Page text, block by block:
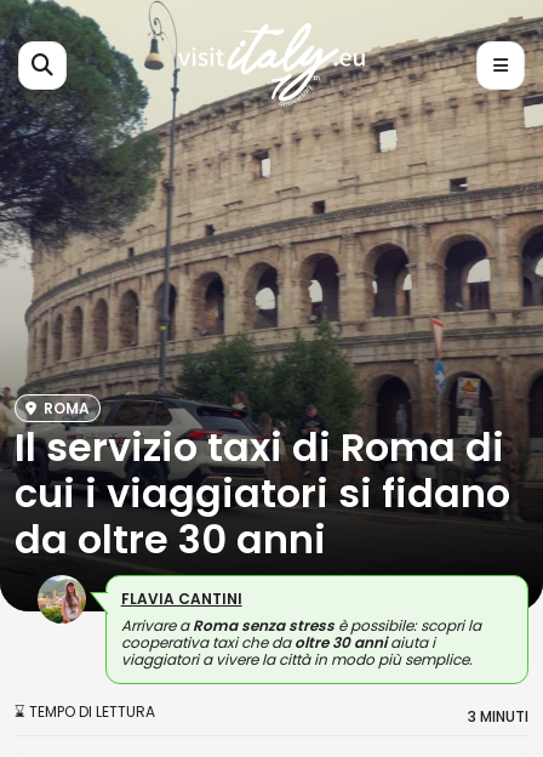
ROMA
Il servizio taxi di Roma di
cui i viaggiatori si fidano
da oltre 30 anni
FLAVIA CANTINI
Arrivare aRoma senza stressè possibile: scopri la
cooperativa taxi che daoltre 30 anniaiuta i
viaggiatori a vivere la città in modo più semplice.
⌛ TEMPO DI LETTURA 3 MINUTI